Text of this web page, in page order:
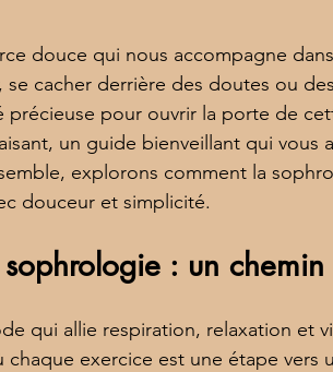
douce qui nous accompagne
cacher derrière des doutes ou
pour ouvrir la porte de
un guide bienveillant qui vous
explorons comment la
douceur et simplicité.
: un chemin
qui allie respiration, relaxation et
chaque exercice est une étape vers